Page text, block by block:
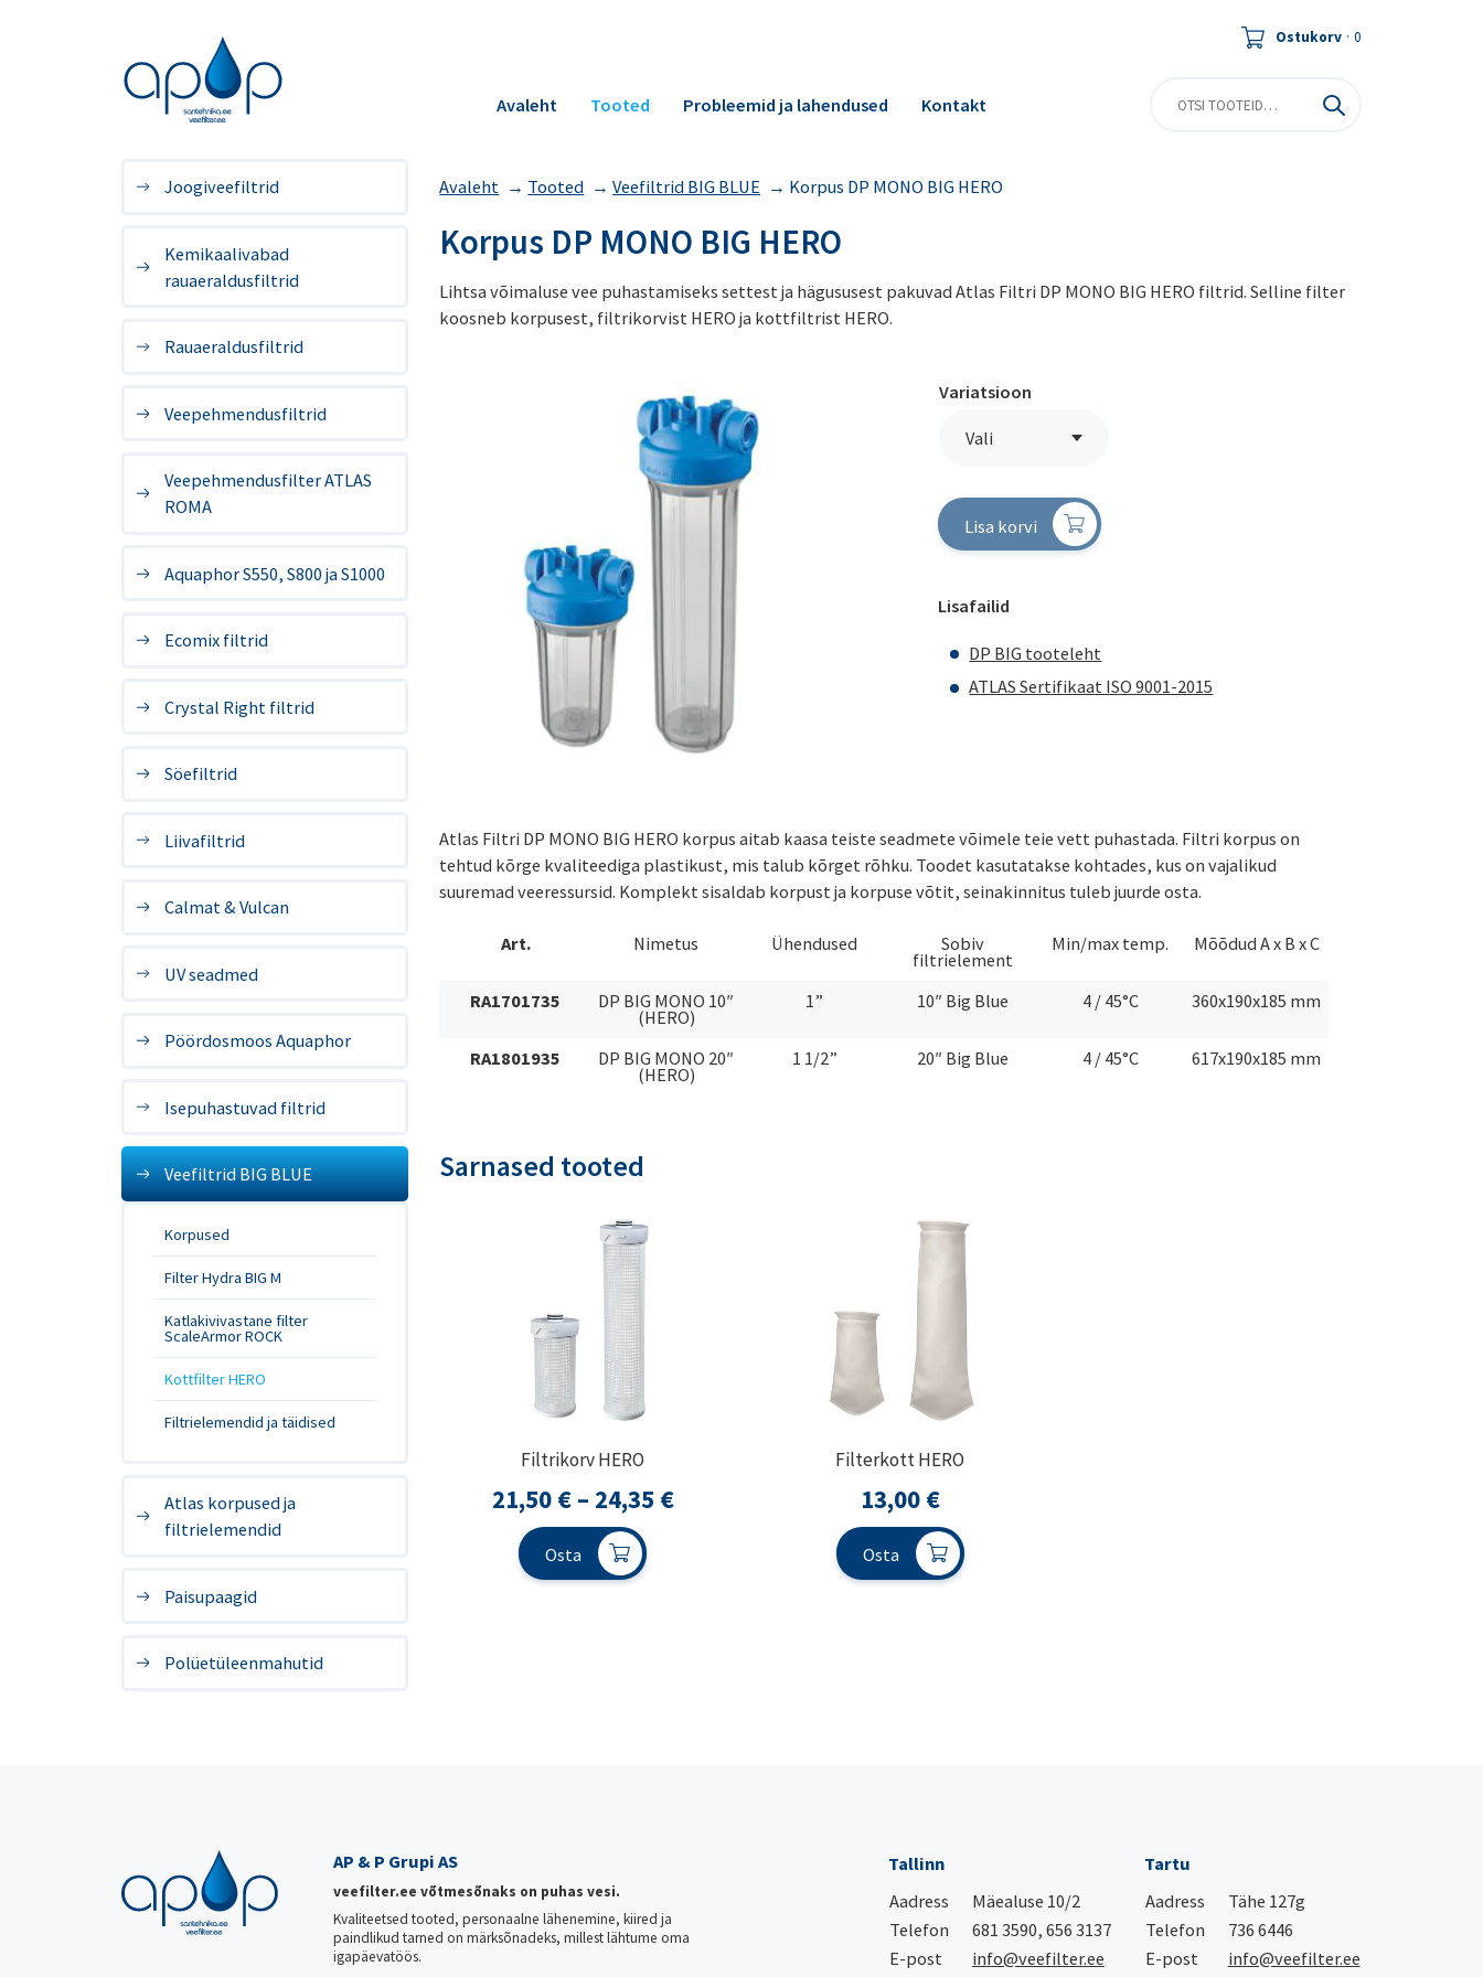
Ostukorv · 0
Avaleht Tooted Probleemid ja lahendused Kontakt
Joogiveefiltrid
Kemikaalivabad
rauaeraldusfiltrid
Rauaeraldusfiltrid
Veepehmendusfiltrid
Veepehmendusfilter ATLAS
ROMA
Aquaphor S550, S800 ja S1000
Ecomix filtrid
Crystal Right filtrid
Söefiltrid
Liivafiltrid
Calmat & Vulcan
UV seadmed
Pöördosmoos Aquaphor
Isepuhastuvad filtrid
Veefiltrid BIG BLUE
Korpused
Filter Hydra BIG M
Katlakivivastane filter
ScaleArmor ROCK
Kottfilter HERO
Filtrielemendid ja täidised
Atlas korpused ja
filtrielemendid
Paisupaagid
Polüetüleenmahutid
Avaleht → Tooted →Veefiltrid BIG BLUE → Korpus DP MONO BIG HERO
Korpus DP MONO BIG HERO
Lihtsa võimaluse vee puhastamiseks settest ja hägususest pakuvad Atlas Filtri DP MONO BIG HERO filtrid. Selline filter
koosneb korpusest, filtrikorvist HERO ja kottfiltrist HERO.
Variatsioon
Vali
Lisa korvi
Lisafailid
DP BIG tooteleht
ATLAS Sertifikaat ISO 9001-2015
Atlas Filtri DP MONO BIG HERO korpus aitab kaasa teiste seadmete võimele teie vett puhastada. Filtri korpus on
tehtud kõrge kvaliteediga plastikust, mis talub kõrget rõhku. Toodet kasutatakse kohtades, kus on vajalikud
suuremad veeressursid. Komplekt sisaldab korpust ja korpuse võtit, seinakinnitus tuleb juurde osta.
Art. Nimetus Ühendused Sobiv
filtrielement
Min/max temp. Mõõdud A x B x C
RA1701735 DP BIG MONO 10″
(HERO)
1” 10″ Big Blue 4 / 45°C 360x190x185 mm
RA1801935 DP BIG MONO 20″
(HERO)
1 1/2” 20″ Big Blue 4 / 45°C 617x190x185 mm
Sarnased tooted
Filtrikorv HERO
21,50 € – 24,35 €Hinnavahemik:
Osta
Filterkott HERO
13,00 €
Osta
AP & P Grupi AS
veefilter.ee võtmesõnaks on puhas vesi.
Kvaliteetsed tooted, personaalne lähenemine, kiired ja
paindlikud tarned on märksõnadeks, millest lähtume oma
igapäevatöös.
Tallinn
Aadress
Mäealuse 10/2
Telefon
681 3590, 656 3137
E-post
info@veefilter.ee
Tartu
Aadress
Tähe 127g
Telefon
736 6446
E-post
info@veefilter.ee